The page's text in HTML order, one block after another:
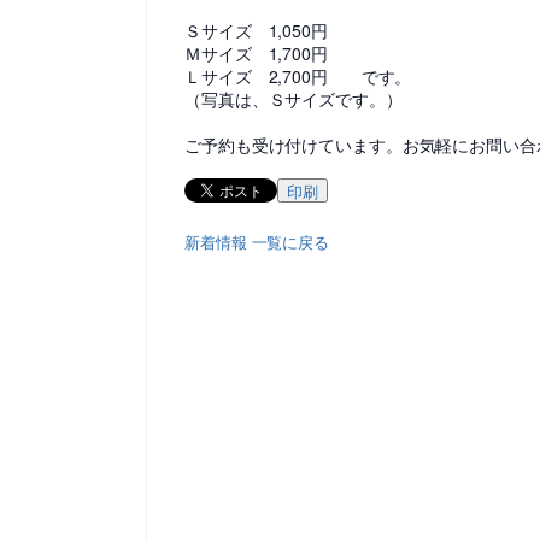
Ｓサイズ 1,050円
Ｍサイズ 1,700円
Ｌサイズ 2,700円 です。
（写真は、Ｓサイズです。）
ご予約も受け付けています。お気軽にお問い
印刷
新着情報 一覧に戻る